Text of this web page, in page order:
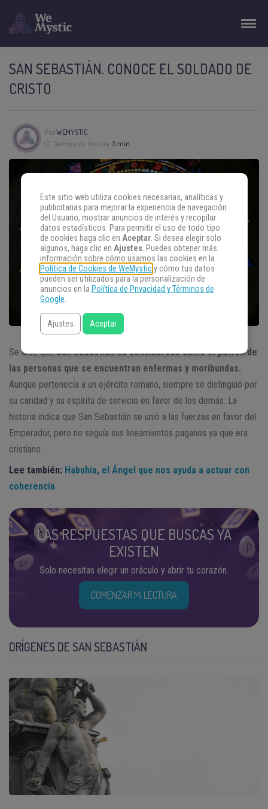
SAN SEBASTIÁN. CONOCE EL SOLDADO DE
CRISTO
PorWEMYSTIC
Tiempo de lectura: 5 min
Se dice queSan Sebastián es considerado como el patrón de
las personas que se encuentran enfermas y moribundas.
Aunque pertenecía a un ejército romano, siempre se distinguió por
su caridad y su espíritu de servicio en favor de los demás. La
historia indica que San Sebastián se unió a las fuerzas en favor del
Emperador, pero no seguía sus lineamientos paganos ya que era
cristiano.
Lee también: Habuhia, el Ángel que nos ayuda a actuar con
coherencia
LAS RESPUESTAS QUE BUSCAS YA
EXISTEN
Solo necesitas elegir un oráculo y abrir tu corazón.
COMENZAR MI LECTURA
ORÍGENES DE SAN SEBASTIÁN
Este sitio web utiliza cookies necesarias, analíticas y
publicitarias para mejorar la experiencia de navegación
del Usuario, mostrar anuncios de interés y recopilar
datos estadísticos. Para permitir el uso de todo tipo
de cookies haga clic en Aceptar. Si desea elegir solo
algunos, haga clic en Ajustes. Puedes obtener más
información sobre cómo usamos las cookies en la
Política de Cookies de WeMysticy cómo tus datos
pueden ser utilizados para la personalización de
anuncios en la Política de Privacidad y Términos de
Google.
Ajustes Aceptar